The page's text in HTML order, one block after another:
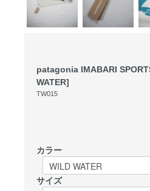
patagonia IMABARI
WATER]
TW015
カラー
サイズ